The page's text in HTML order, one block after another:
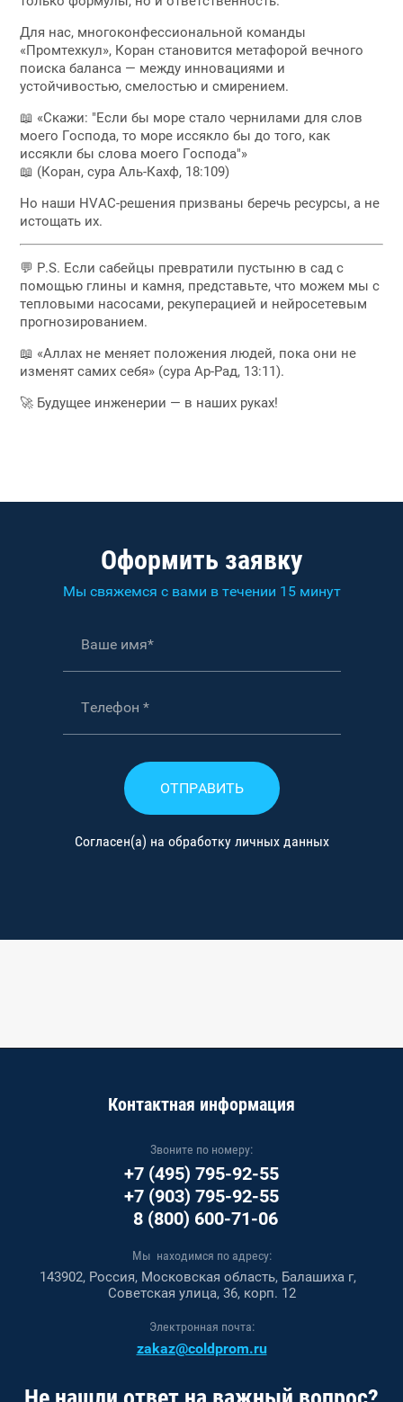
Для нас, многоконфессиональной команды
«Промтехкул», Коран становится метафорой вечного
поиска баланса — между инновациями и
устойчивостью, смелостью и смирением.
📖 «Скажи: "Если бы море стало чернилами для слов
моего Господа, то море иссякло бы до того, как
иссякли бы слова моего Господа"»
📖 (Коран, сура Аль-Кахф, 18:109)
Но наши HVAC-решения призваны беречь ресурсы, а не
истощать их.
💬 P.S. Если сабейцы превратили пустыню в сад с
помощью глины и камня, представьте, что можем мы с
тепловыми насосами, рекуперацией и нейросетевым
прогнозированием.
📖 «Аллах не меняет положения людей, пока они не
изменят самих себя» (сура Ар-Рад, 13:11).
🚀 Будущее инженерии — в наших руках!
Оформить заявку
Мы свяжемся с вами в течении 15 минут
ОТПРАВИТЬ
Согласен(а) на обработку личных данных
Контактная информация
Звоните по номеру:
+7 (495) 795-92-55
+7 (903) 795-92-55
8 (800) 600-71-06
Мы находимся по адресу:
143902, Россия, Московская область, Балашиха г,
Советская улица, 36, корп. 12
Электронная почта:
zakaz@coldprom.ru